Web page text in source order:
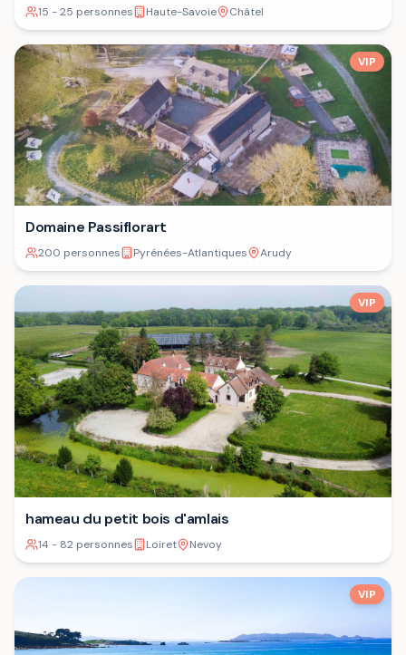
15 - 25 personnes Haute-Savoie Châtel
VIP
Domaine Passiflorart
200 personnes Pyrénées-Atlantiques Arudy
VIP
hameau du petit bois d'amlais
14 - 82 personnes Loiret Nevoy
VIP